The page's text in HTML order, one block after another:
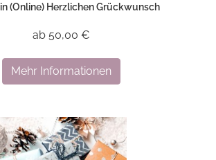
(Online) Herzlichen Grückwunsch
ab 50,00 €
Mehr Informationen